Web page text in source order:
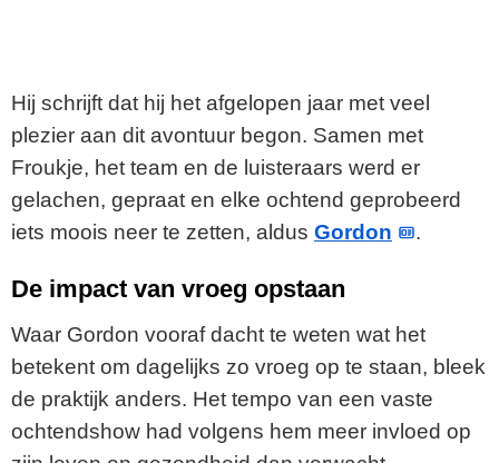
Hij schrijft dat hij het afgelopen jaar met veel
plezier aan dit avontuur begon. Samen met
Froukje, het team en de luisteraars werd er
gelachen, gepraat en elke ochtend geprobeerd
iets moois neer te zetten, aldus Gordon .
De impact van vroeg opstaan
Waar Gordon vooraf dacht te weten wat het
betekent om dagelijks zo vroeg op te staan, bleek
de praktijk anders. Het tempo van een vaste
ochtendshow had volgens hem meer invloed op